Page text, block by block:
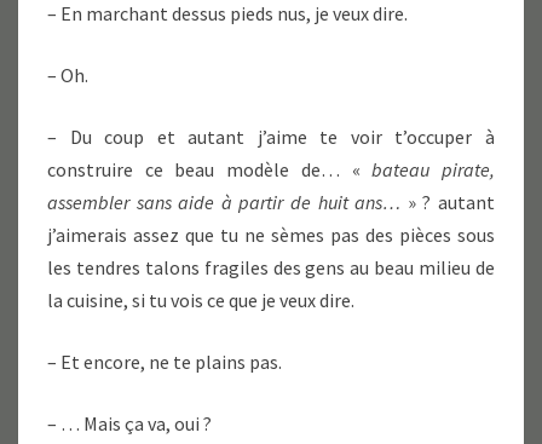
– En marchant dessus pieds nus, je veux dire.
– Oh.
– Du coup et autant j’aime te voir t’occuper à
construire ce beau modèle de… «bateau pirate,
assembler sans aide à partir de huit ans… » ? autant
j’aimerais assez que tu ne sèmes pas des pièces sous
les tendres talons fragiles des gens au beau milieu de
la cuisine, si tu vois ce que je veux dire.
– Et encore, ne te plains pas.
– … Mais ça va, oui ?